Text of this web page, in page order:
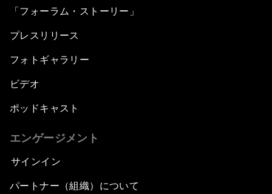
「フォーラム・ストーリー」
プレスリリース
フォトギャラリー
ビデオ
ポッドキャスト
エンゲージメント
サインイン
パートナー（組織）について